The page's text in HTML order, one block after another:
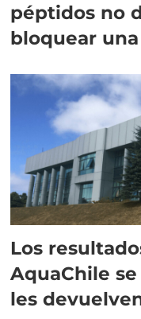
péptidos no
bloquear
Los
AquaChile
les